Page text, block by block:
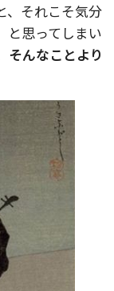
、それこそ気分
と思ってしまい
そんなことより